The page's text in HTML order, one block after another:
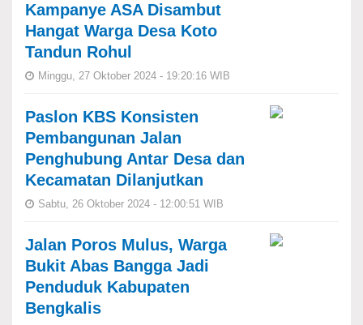
Kampanye ASA Disambut
Hangat Warga Desa Koto
Tandun Rohul
Minggu, 27 Oktober 2024 - 19:20:16 WIB
Paslon KBS Konsisten
Pembangunan Jalan
Penghubung Antar Desa dan
Kecamatan Dilanjutkan
Sabtu, 26 Oktober 2024 - 12:00:51 WIB
Jalan Poros Mulus, Warga
Bukit Abas Bangga Jadi
Penduduk Kabupaten
Bengkalis